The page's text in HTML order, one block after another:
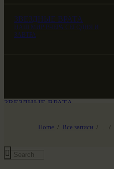
ЗВЕЗДНЫЕ ВРАТА
НАШ МИР ВЧЕРА СЕГОДНЯ И
ЗАВТРА
Home Все записи
ЗВЕЗДНЫЕ ВРАТА
SG-6